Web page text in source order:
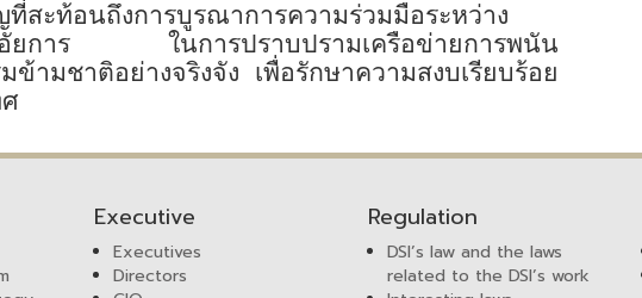
สะท้อนถึงการบูรณาการความร่วมมือระหว่าง
อัยการ ในการปราบปรามเครือข่ายการพนัน
ามชาติอย่างจริงจัง เพื่อรักษาความสงบเรียบร้อย
Executive
Executives
Directors
Regulation
DSI’s law and the laws
related to the DSI’s work